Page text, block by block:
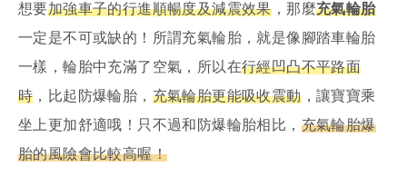
想要加強車子的行進順暢度及減震效果，那麼充氣輪胎
一定是不可或缺的！所謂充氣輪胎，就是像腳踏車輪胎
一樣，輪胎中充滿了空氣，所以在行經凹凸不平路面
時 ，比起防爆輪胎， 充氣輪胎更能吸收震動，讓寶寶乘
坐上更加舒適哦！只不過和防爆輪胎相比， 充氣輪胎爆
胎的風險會比較高喔！